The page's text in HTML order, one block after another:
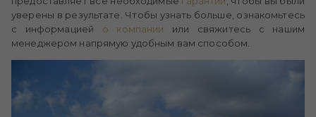
уверены в результате. Чтобы узнать больше, ознакомьтесь
с информацией о компании или свяжитесь с нашим
менеджером напрямую удобным вам способом.